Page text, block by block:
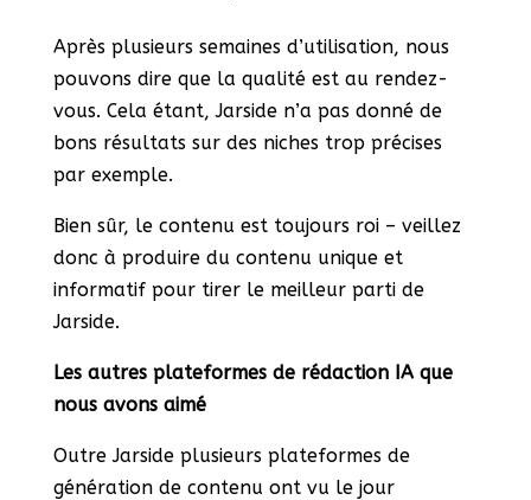
Après plusieurs semaines d’utilisation, nous
pouvons dire que la qualité est au rendez-
vous. Cela étant, Jarside n’a pas donné de
bons résultats sur des niches trop précises
par exemple.
Bien sûr, le contenu est toujours roi – veillez
donc à produire du contenu unique et
informatif pour tirer le meilleur parti de
Jarside.
Les autres plateformes de rédaction IA que
nous avons aimé
Outre Jarside plusieurs plateformes de
génération de contenu ont vu le jour